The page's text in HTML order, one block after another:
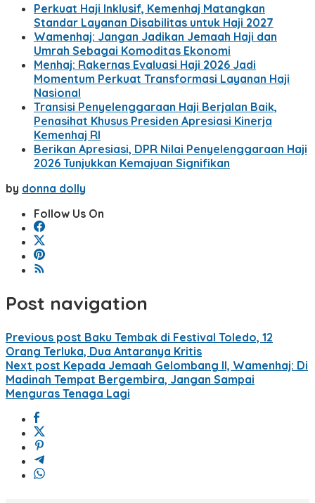
Perkuat Haji Inklusif, Kemenhaj Matangkan
Standar Layanan Disabilitas untuk Haji 2027
Wamenhaj: Jangan Jadikan Jemaah Haji dan
Umrah Sebagai Komoditas Ekonomi
Menhaj: Rakernas Evaluasi Haji 2026 Jadi
Momentum Perkuat Transformasi Layanan Haji
Nasional
Transisi Penyelenggaraan Haji Berjalan Baik,
Penasihat Khusus Presiden Apresiasi Kinerja
Kemenhaj RI
Berikan Apresiasi, DPR Nilai Penyelenggaraan Haji
2026 Tunjukkan Kemajuan Signifikan
by donna dolly
Follow Us On
Post navigation
Previous post Baku Tembak di Festival Toledo, 12
Orang Terluka, Dua Antaranya Kritis
Next post Kepada Jemaah Gelombang II, Wamenhaj: Di
Madinah Tempat Bergembira, Jangan Sampai
Menguras Tenaga Lagi